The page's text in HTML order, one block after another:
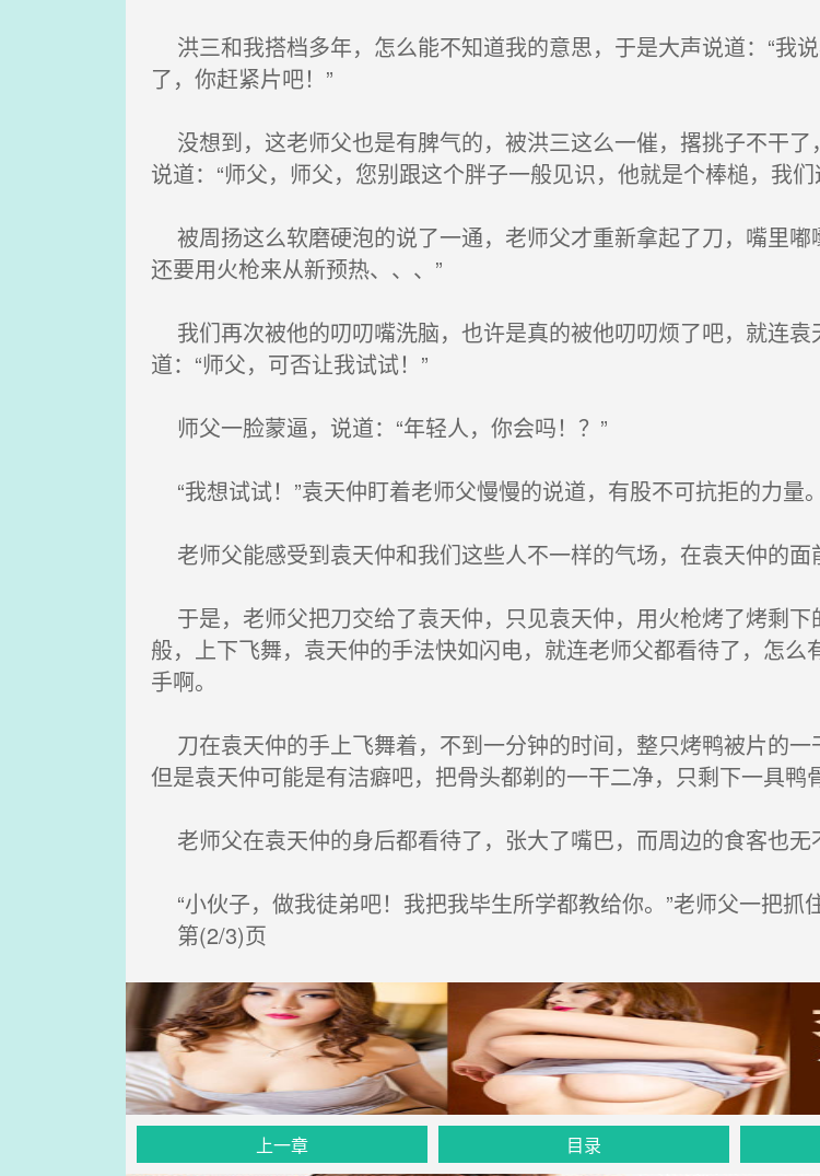
洪三和我搭档多年，怎么能不知道我的意思，于是大声说道：“我
了，你赶紧片吧！”
没想到，这老师父也是有脾气的，被洪三这么一催，撂挑子不干了
说道：“师父，师父，您别跟这个胖子一般见识，他就是个棒槌，我
被周扬这么软磨硬泡的说了一通，老师父才重新拿起了刀，嘴里
还要用火枪来从新预热、、、”
我们再次被他的叨叨嘴洗脑，也许是真的被他叨叨烦了吧，就连
道：“师父，可否让我试试！”
师父一脸蒙逼，说道：“年轻人，你会吗！？”
“我想试试！”袁天仲盯着老师父慢慢的说道，有股不可抗拒的力量。
老师父能感受到袁天仲和我们这些人不一样的气场，在袁天仲的面
于是，老师父把刀交给了袁天仲，只见袁天仲，用火枪烤了烤剩
般，上下飞舞，袁天仲的手法快如闪电，就连老师父都看待了，怎
手啊。
刀在袁天仲的手上飞舞着，不到一分钟的时间，整只烤鸭被片的一
但是袁天仲可能是有洁癖吧，把骨头都剃的一干二净，只剩下一具鸭
老师父在袁天仲的身后都看待了，张大了嘴巴，而周边的食客也无
“小伙子，做我徒弟吧！我把我毕生所学都教给你。”老师父一把抓
第(2/3)页
上一章 目录